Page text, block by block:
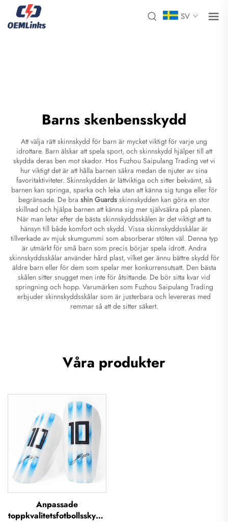
SV
Barns skenbensskydd
Att välja rätt skinnskydd för barn är mycket viktigt för varje ung
idrottare. Barn älskar att spela sport, och skinnskydd hjälper till att
skydda deras ben mot skador. Hos Fuzhou Saipulang Trading vet vi
hur viktigt det är att hålla barnen säkra medan de njuter av sina
favoritaktiviteter. Skinnskydden är lättviktiga och sitter bekvämt, så
barnen kan springa, sparka och leka utan att känna sig tunga eller för
begränsade. De bra shin Guards skinnskydden kan göra en stor
skillnad och hjälpa barnen att känna sig mer självsäkra på planen.
När man letar efter de bästa skinnskyddsskålen är det viktigt att ta
hänsyn till både komfort och skydd. Vissa skinnskyddsskålar är
tillverkade av mjuk skumgummi som absorberar stöten väl. Denna typ
är utmärkt för små barn som precis börjar spela idrott. Andra
skinnskyddsskålar använder hård plast, vilket ger ännu bättre skydd för
äldre barn eller för dem som spelar mer konkurrensutsatt. Den bästa
skålen sitter snugget men inte för åtsittande. De bör sitta kvar vid
springning och hopp. Varumärken som Fuzhou Saipulang Trading
erbjuder skinnskyddsskålar som är justerbara och levereras med
remmar så att de sitter säkert.
Våra produkter
Anpassade
toppkvalitetsfotbollsskydd